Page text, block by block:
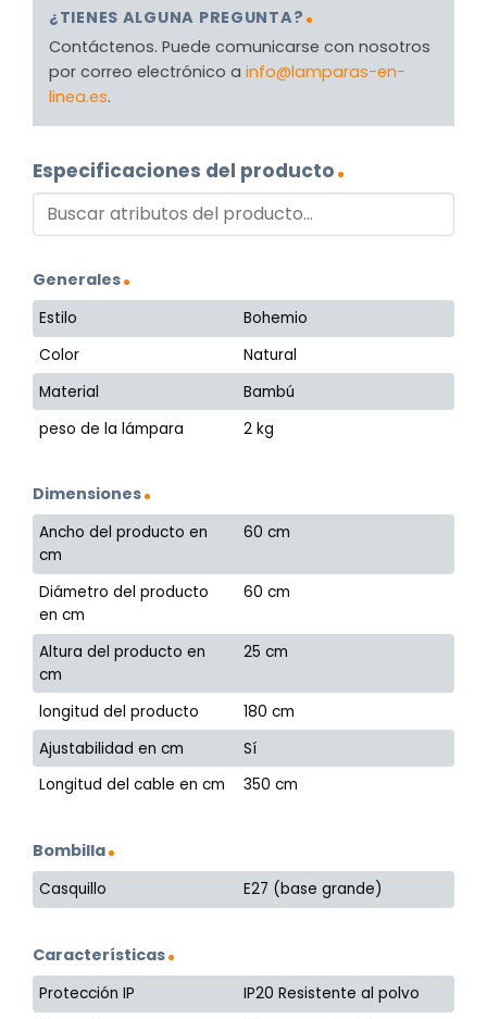
¿TIENES ALGUNA PREGUNTA?
Contáctenos. Puede comunicarse con nosotros
por correo electrónico a info@lamparas-en-
linea.es.
Especificaciones del producto
Generales
Estilo
Bohemio
Color
Natural
Material
Bambú
peso de la lámpara
2 kg
Dimensiones
Ancho del producto en
cm
60 cm
Diámetro del producto
en cm
60 cm
Altura del producto en
cm
25 cm
longitud del producto
180 cm
Ajustabilidad en cm
Sí
Longitud del cable en cm
350 cm
Bombilla
Casquillo E27 (base grande)
Características
Protección IP
IP20 Resistente al polvo